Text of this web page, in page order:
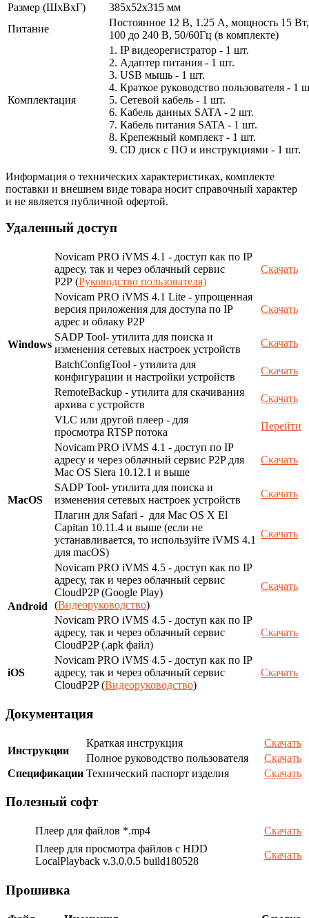
Размер (ШxВxГ)
385x52x315 мм
Питание
Постоянное 12 В, 1.25 А, мощность 15
100 до 240 В, 50/60Гц (в комплекте)
Комплектация
1. IP видеорегистратор - 1 шт.
2. Адаптер питания - 1 шт.
3. USB мышь - 1 шт.
4. Краткое руководство пользователя - 1
5. Сетевой кабель - 1 шт.
6. Кабель данных SATA - 2 шт.
7. Кабель питания SATA - 1 шт.
8. Крепежный комплект - 1 шт.
9. CD диск с ПО и инструкциями - 1 шт.
Информация о технических характеристиках, комплекте
поставки и внешнем виде товара носит справочный характер
и не является публичной офертой.
Удаленный доступ
Windows
Novicam PRO iVMS 4.1 - доступ как по IP
адресу, так и через облачный сервис
P2P (Руководство пользователя)
Скачать
Novicam PRO iVMS 4.1 Lite - упрощенная
версия приложения для доступа по IP
адрес и облаку P2P
Скачать
SADP Tool- утилита для поиска и
изменения сетевых настроек устройств
Скачать
BatchConfigTool - утилита для
конфигурации и настройки устройств
Скачать
RemoteBackup - утилита для скачивания
архива с устройств
Скачать
VLC или другой плеер - для
просмотра RTSP потока
Перейти
MacOS
Novicam PRO iVMS 4.1 - доступ по IP
адресу и через облачный сервис P2P для
Mac OS Siera 10.12.1 и выше
Скачать
SADP Tool- утилита для поиска и
изменения сетевых настроек устройств
Скачать
Плагин для Safari - для Mac OS X El
Capitan 10.11.4 и выше (если не
устанавливается, то используйте iVMS 4.1
для macOS)
Скачать
Android
Novicam PRO iVMS 4.5 - доступ как по IP
адресу, так и через облачный сервис
CloudP2P (Google Play)
(Видеоруководство)
Скачать
Novicam PRO iVMS 4.5 - доступ как по IP
адресу, так и через облачный сервис
CloudP2P (.apk файл)
Скачать
iOS
Novicam PRO iVMS 4.5 - доступ как по IP
адресу, так и через облачный сервис
CloudP2P (Видеоруководство)
Скачать
Документация
Инструкции
Краткая инструкция
Скачать
Полное руководство пользователя
Скачать
Спецификации Технический паспорт изделия Скачать
Полезный софт
Плеер для файлов *.mp4
Скачать
Плеер для просмотра файлов с HDD
LocalPlayback v.3.0.0.5 build180528
Скачать
Прошивка